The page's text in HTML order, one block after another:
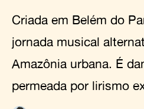
Criada em Belém do
jornada musical
Amazônia urbana. É
permeada por lirismo